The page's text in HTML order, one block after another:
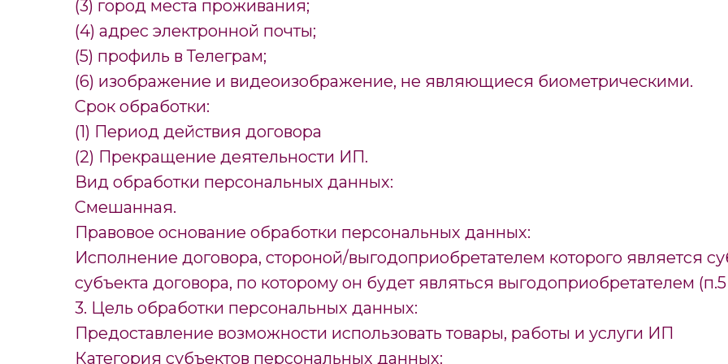
(3) город места проживания;
(4) адрес электронной почты;
(5) профиль в Телеграм;
(6) изображение и видеоизображение, не являющиеся биометрическими.
Срок обработки:
(1) Период действия договора
(2) Прекращение деятельности ИП.
Вид обработки персональных данных:
Смешанная.
Правовое основание обработки персональных данных:
Исполнение договора, стороной/выгодоприобретателем которого является
субъекта договора, по которому он будет являться выгодоприобретателем (п.5
3. Цель обработки персональных данных:
Предоставление возможности использовать товары, работы и услуги ИП
Категория субъектов персональных данных: